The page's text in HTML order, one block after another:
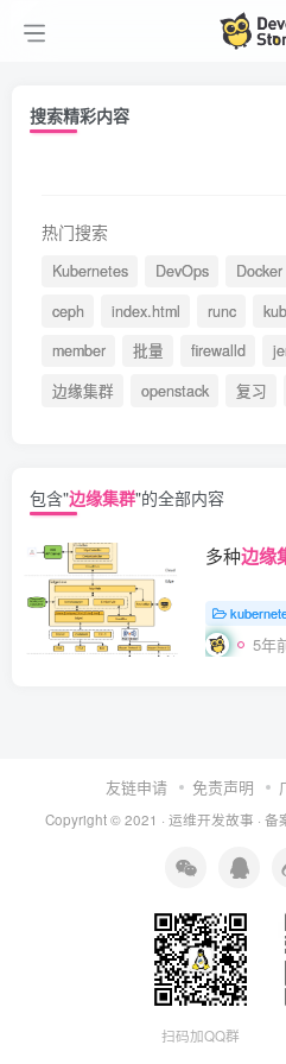
搜索精彩内容
热门搜索
Kubernetes DevOps Docker
ceph
index.html runc
member
批量 firewalld
边缘集群
openstack 复习
包含"边缘集群"的全部内容
多种边缘
5年
友链申请 免责声明
Copyright © 2021 · 运维开发故事 · 备
扫码加QQ群